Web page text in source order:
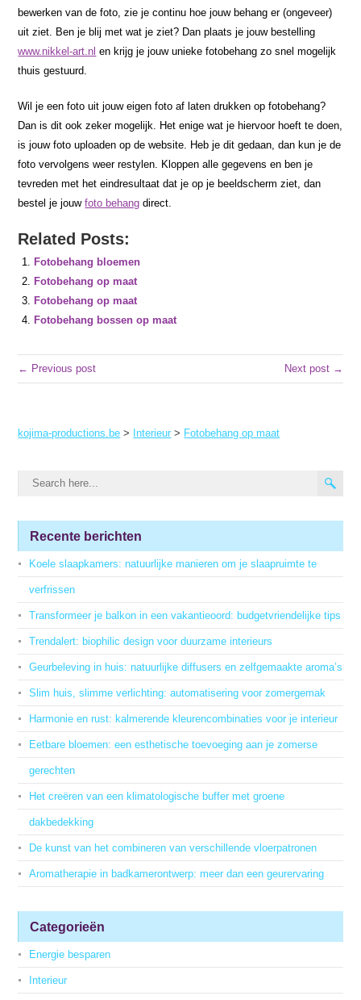
bewerken van de foto, zie je continu hoe jouw behang er (ongeveer)
uit ziet. Ben je blij met wat je ziet? Dan plaats je jouw bestelling
www.nikkel-art.nl en krijg je jouw unieke fotobehang zo snel mogelijk
thuis gestuurd.
Wil je een foto uit jouw eigen foto af laten drukken op fotobehang?
Dan is dit ook zeker mogelijk. Het enige wat je hiervoor hoeft te doen,
is jouw foto uploaden op de website. Heb je dit gedaan, dan kun je de
foto vervolgens weer restylen. Kloppen alle gegevens en ben je
tevreden met het eindresultaat dat je op je beeldscherm ziet, dan
bestel je jouwfoto behang direct.
Related Posts:
Fotobehang bloemen
Fotobehang op maat
Fotobehang op maat
Fotobehang bossen op maat
← Previous post Next post →
kojima-productions.be > Interieur > Fotobehang op maat
Recente berichten
Koele slaapkamers: natuurlijke manieren om je slaapruimte te
verfrissen
Transformeer je balkon in een vakantieoord: budgetvriendelijke tips
Trendalert: biophilic design voor duurzame interieurs
Geurbeleving in huis: natuurlijke diffusers en zelfgemaakte aroma’s
Slim huis, slimme verlichting: automatisering voor zomergemak
Harmonie en rust: kalmerende kleurencombinaties voor je interieur
Eetbare bloemen: een esthetische toevoeging aan je zomerse
gerechten
Het creëren van een klimatologische buffer met groene
dakbedekking
De kunst van het combineren van verschillende vloerpatronen
Aromatherapie in badkamerontwerp: meer dan een geurervaring
Categorieën
Energie besparen
Interieur